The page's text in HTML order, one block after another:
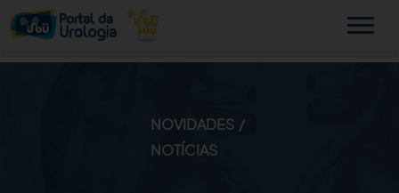
NOVIDADES
NOTÍCIAS